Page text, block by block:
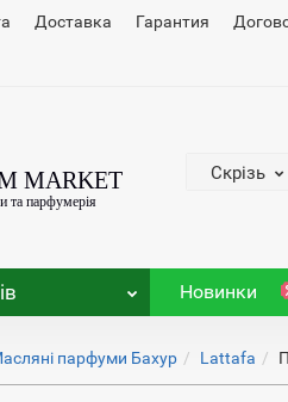
Доставка Гарантия
Скрізь
Новинки
парфуми Бахур Lattafa